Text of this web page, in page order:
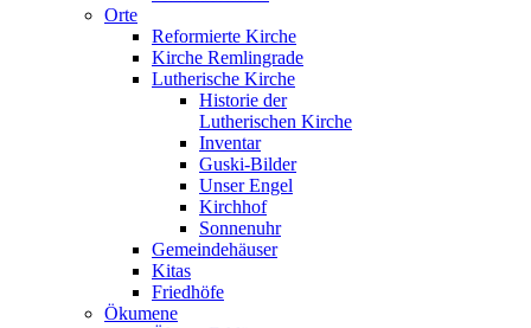
Orte
Reformierte Kirche
Kirche Remlingrade
Lutherische Kirche
Historie der
Lutherischen Kirche
Inventar
Guski-Bilder
Unser Engel
Kirchhof
Sonnenuhr
Gemeindehäuser
Kitas
Friedhöfe
Ökumene